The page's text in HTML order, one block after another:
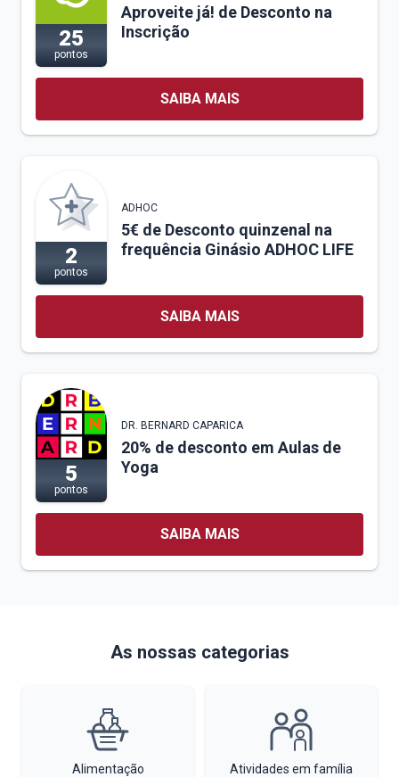
25
pontos
Aproveite já! de Desconto na
Inscrição
SAIBA MAIS
2
pontos
ADHOC
5€ de Desconto quinzenal na
frequência Ginásio ADHOC LIFE
SAIBA MAIS
5
pontos
DR. BERNARD CAPARICA
20% de desconto em Aulas de
Yoga
SAIBA MAIS
As nossas categorias
Alimentação Atividades em família